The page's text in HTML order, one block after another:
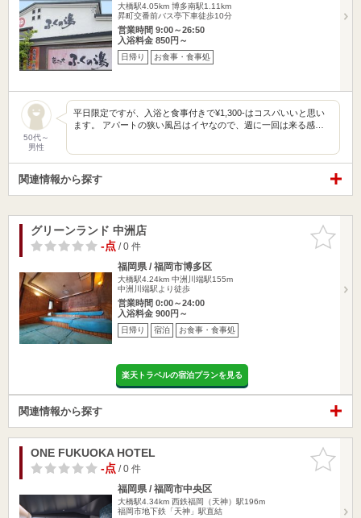
大橋駅4.05km 博多南駅1.11km
昇町交番前バス亭下車徒歩10分
営業時間 9:00～26:50
入浴料金 850円～
日帰り お食事・食事処
50代～
男性
平日限定ですが、入浴と食事付きで¥1,300-はコスパいいと思い
ます。 アパートの狭い風呂はイヤなので、週に一回は来る感…
関連情報から探す
お気に入
りに追加
グリーンランド 中洲店
-点/ 0 件
福岡県 / 福岡市博多区
大橋駅4.24km 中洲川端駅155m
中洲川端駅より徒歩
営業時間 0:00～24:00
入浴料金 900円～
日帰り 宿泊 お食事・食事処
楽天トラベルの宿泊プランを見る
関連情報から探す
お気に入
りに追加
ONE FUKUOKA HOTEL
-点/ 0 件
福岡県 / 福岡市中央区
大橋駅4.34km 西鉄福岡（天神）駅196m
福岡市地下鉄「天神」駅直結